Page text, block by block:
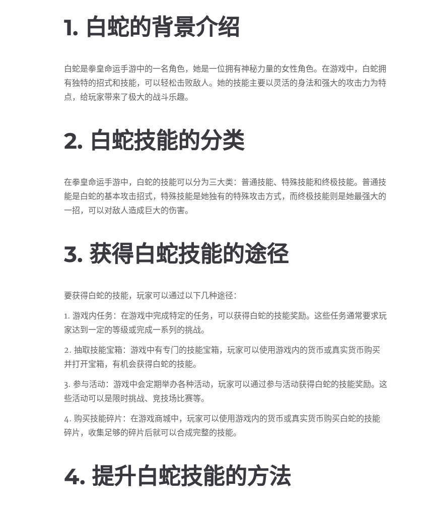
1. 白蛇的背景介绍
白蛇是拳皇命运手游中的一名角色，她是一位拥有神秘力量的女性角色。在游戏中，白蛇拥
有独特的招式和技能，可以轻松击败敌人。她的技能主要以灵活的身法和强大的攻击力为特
点，给玩家带来了极大的战斗乐趣。
2. 白蛇技能的分类
在拳皇命运手游中，白蛇的技能可以分为三大类：普通技能、特殊技能和终极技能。普通技
能是白蛇的基本攻击招式，特殊技能是她独有的特殊攻击方式，而终极技能则是她最强大的
一招，可以对敌人造成巨大的伤害。
3. 获得白蛇技能的途径
要获得白蛇的技能，玩家可以通过以下几种途径：
1. 游戏内任务：在游戏中完成特定的任务，可以获得白蛇的技能奖励。这些任务通常要求玩
家达到一定的等级或完成一系列的挑战。
2. 抽取技能宝箱：游戏中有专门的技能宝箱，玩家可以使用游戏内的货币或真实货币购买
并打开宝箱，有机会获得白蛇的技能。
3. 参与活动：游戏中会定期举办各种活动，玩家可以通过参与活动获得白蛇的技能奖励。这
些活动可以是限时挑战、竞技场比赛等。
4. 购买技能碎片：在游戏商城中，玩家可以使用游戏内的货币或真实货币购买白蛇的技能
碎片，收集足够的碎片后就可以合成完整的技能。
4. 提升白蛇技能的方法